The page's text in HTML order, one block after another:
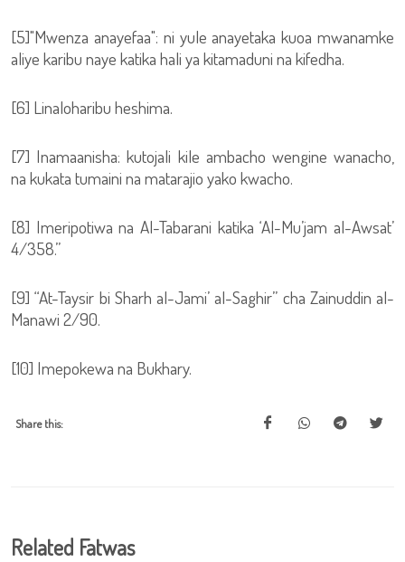
[5]"Mwenza anayefaa": ni yule anayetaka kuoa mwanamke
aliye karibu naye katika hali ya kitamaduni na kifedha.
[6] Linaloharibu heshima.
[7] Inamaanisha: kutojali kile ambacho wengine wanacho,
na kukata tumaini na matarajio yako kwacho.
[8] Imeripotiwa na Al-Tabarani katika ‘Al-Mu’jam al-Awsat’
4/358.”
[9] “At-Taysir bi Sharh al-Jami’ al-Saghir” cha Zainuddin al-
Manawi 2/90.
[10] Imepokewa na Bukhary.
Share this:
Related Fatwas